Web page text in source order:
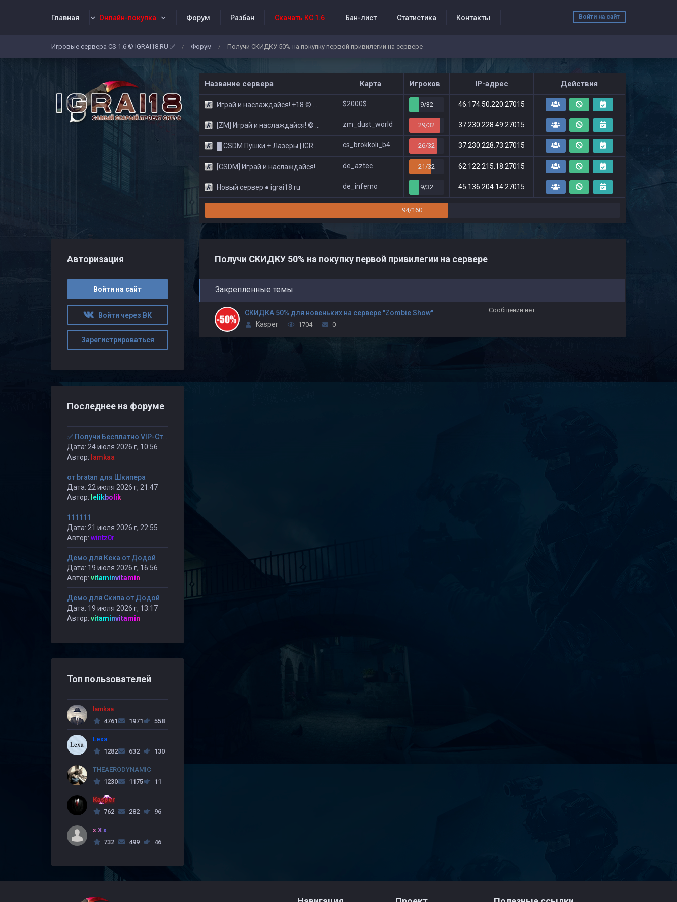
Войти на сайт
Главная Онлайн-покупка Форум Разбан Скачать КС 1.6 Бан-лист Статистика Контакты
События проекта
Игровые сервера CS 1.6 © IGRAI18.RU ✅ / Форум / Получи СКИДКУ 50% на покупку первой привилегии на сервере
Название сервера Карта Игроков IP-адрес Действия
Играй и наслаждайся! +18 © Public $2000$ 9/32 46.174.50.220:27015
[ZM] Играй и наслаждайся! © Zombie Show zm_dust_world 29/32 37.230.228.49:27015
█ CSDM Пушки + Лазеры | IGRAI18.RU ツ █ cs_brokkoli_b4 26/32 37.230.228.73:27015
[CSDM] Играй и наслаждайся! © Classic de_aztec 21/32 62.122.215.18:27015
Новый сервер ● igrai18.ru de_inferno 9/32 45.136.204.14:27015
94/160
Получи СКИДКУ 50% на покупку первой привилегии на сервере
Закрепленные темы
СКИДКА 50% для новеньких на сервере "Zombie Show"
Kasper
1704 0
Сообщений нет
Авторизация
Войти на сайт
Войти через ВК
Зарегистрироваться
Последнее на форуме
Дата: 24 июля 2026 г, 10:56
Автор: lamkaa
от bratan для Шкипера
Дата: 22 июля 2026 г, 21:47
Автор: lelikbolik
111111
Дата: 21 июля 2026 г, 22:55
Автор: wintz0r
Демо для Кека от Додой
Дата: 19 июля 2026 г, 16:56
Автор: vitaminvitamin
Демо для Скипа от Додой
Дата: 19 июля 2026 г, 13:17
Автор: vitaminvitamin
Топ пользователей
lamkaa
4761
1971 558
Lexa
1282
632 130
THEAERODYNAMIC
1230
1175 11
Kasper
762
282 96
x X x
732
499 46